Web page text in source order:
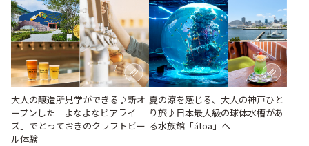
大人の醸造所見学ができる♪新オ
ープンした「よなよなビアライ
ズ」でとっておきのクラフトビー
ル体験
夏の涼を感じる、大人の神戸ひと
り旅♪日本最大級の球体水槽があ
る水族館「átoa」へ